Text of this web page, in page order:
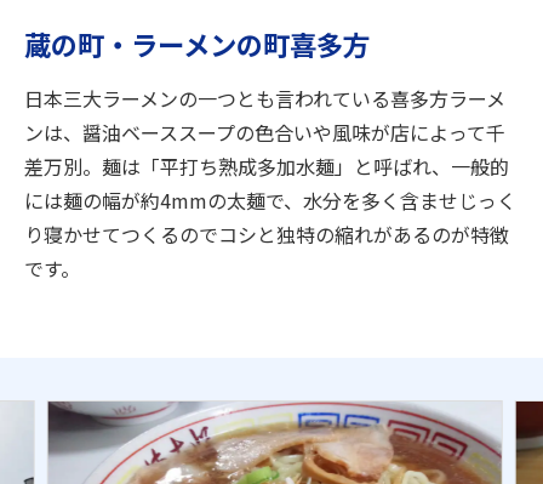
閉じる
蔵の町・ラーメンの町喜多方
日本三大ラーメンの一つとも言われている喜多方ラーメ
ンは、醤油ベーススープの色合いや風味が店によって千
差万別。麺は「平打ち熟成多加水麺」と呼ばれ、一般的
には麺の幅が約4mmの太麺で、水分を多く含ませじっく
り寝かせてつくるのでコシと独特の縮れがあるのが特徴
です。